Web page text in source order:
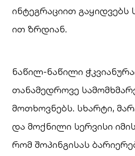
ინტეგრაციით გაყიდვებს
ით ზრდიან.
ნაწილ-ნაწილი
თანამედროვე
მოთხოვნებს. სხარტი,
და მოქნილი სერვისი
რომ შოპინგისას